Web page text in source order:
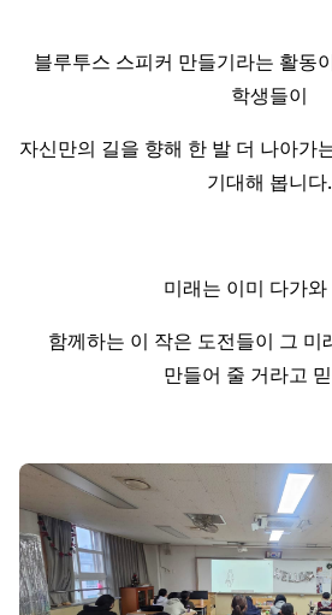
블루투스 스피커 만들기라는 활동
학생들이
자신만의 길을 향해 한 발 더 나아가
기대해 봅니다.
미래는 이미 다가와
함께하는 이 작은 도전들이 그 미
만들어 줄 거라고